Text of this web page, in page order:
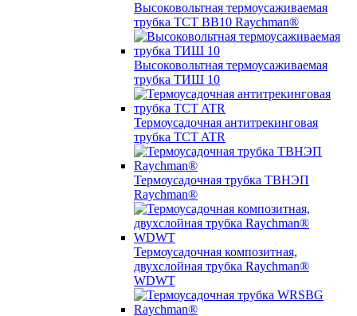
Высоковольтная термоусаживаемая
трубка TCT BB10 Raychman®
Высоковольтная термоусаживаемая
трубка ТИШ 10
Термоусадочная антитрекинговая
трубка TCT ATR
Термоусадочная трубка ТВНЭП
Raychman®
Термоусадочная композитная,
двухслойная трубка Raychman®
WDWT